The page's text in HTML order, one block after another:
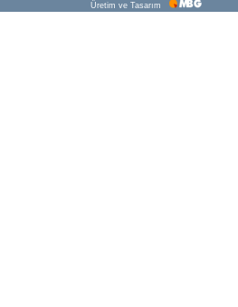
Üretim ve Tasarım